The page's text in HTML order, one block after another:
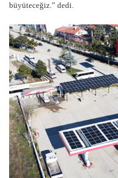
büyüteceğiz.” dedi.